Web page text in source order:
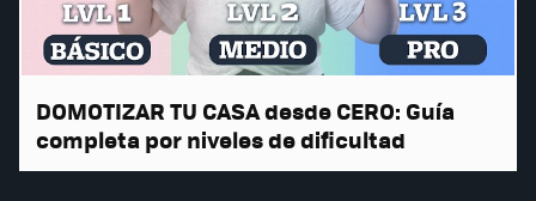
DOMOTIZAR TU CASA desde CERO: Guía
completa por niveles de dificultad